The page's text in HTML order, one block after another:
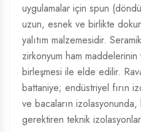
uygulamalar için spun
uzun, esnek ve birlikte
yalıtım malzemesidir.
zirkonyum ham maddelerinin
birleşmesi ile elde edilir.
battaniye; endüstriyel fırın
ve bacaların izolasyonunda,
gerektiren teknik